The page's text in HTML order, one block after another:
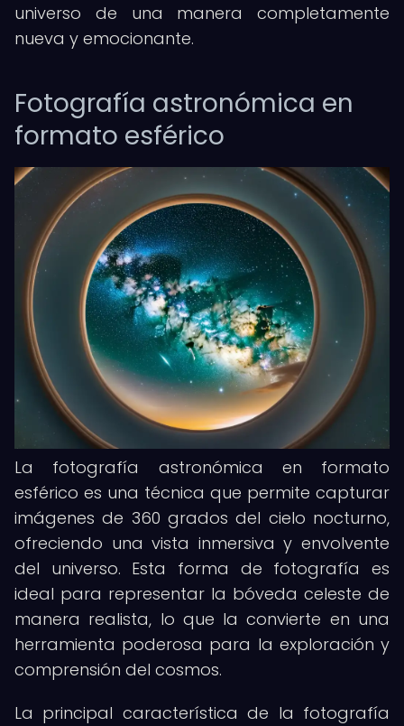
universo de una manera completamente
nueva y emocionante.
Fotografía astronómica en
formato esférico
La fotografía astronómica en formato
esférico es una técnica que permite capturar
imágenes de 360 grados del cielo nocturno,
ofreciendo una vista inmersiva y envolvente
del universo. Esta forma de fotografía es
ideal para representar la bóveda celeste de
manera realista, lo que la convierte en una
herramienta poderosa para la exploración y
comprensión del cosmos.
La principal característica de la fotografía